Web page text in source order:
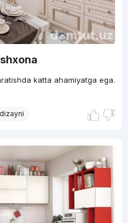
katta ahamiyatga ega.